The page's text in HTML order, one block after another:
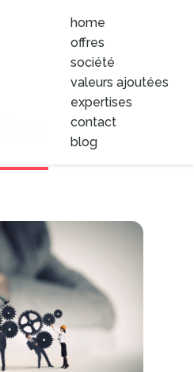
home
offres
société
valeurs ajoutées
expertises
contact
blog